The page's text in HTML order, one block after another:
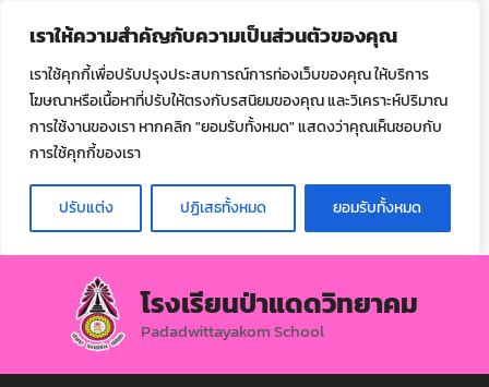
เราให้ความสำคัญกับความเป็นส่วนตัวของคุณ
เราใช้คุกกี้เพื่อปรับปรุงประสบการณ์การท่องเว็บของคุณ ให้บริการ
โฆษณาหรือเนื้อหาที่ปรับให้ตรงกับรสนิยมของคุณ และวิเคราะห์ปริมาณ
การใช้งานของเรา หากคลิก "ยอมรับทั้งหมด" แสดงว่าคุณเห็นชอบกับ
การใช้คุกกี้ของเรา
ปรับแต่ง ปฏิเสธทั้งหมด ยอมรับทั้งหมด
โรงเรียนป่าแดดวิทยาคม
Padadwittayakom School